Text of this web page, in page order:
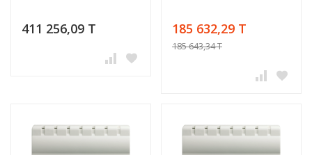
411 256,09 T 185 632,29 T
185 643,34 T